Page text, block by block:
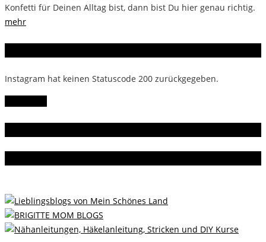
Konfetti für Deinen Alltag bist, dann bist Du hier genau richtig.
mehr
Instagram hat keinen Statuscode 200 zurückgegeben.